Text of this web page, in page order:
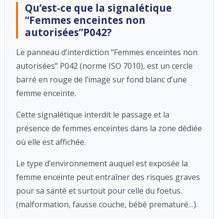
Qu’est-ce que la signalétique
“Femmes enceintes non
autorisées”P042?
Le panneau d’interdiction “Femmes enceintes non
autorisées” P042 (norme ISO 7010), est un cercle
barré en rouge de l’image sur fond blanc d’une
femme enceinte.
Cette signalétique interdit le passage et la
présence de femmes enceintes dans la zone dédiée
où elle est affichée.
Le type d’environnement auquel est exposée la
femme enceinte peut entraîner des risques graves
pour sa santé et surtout pour celle du foetus.
(malformation, fausse couche, bébé prematuré…).